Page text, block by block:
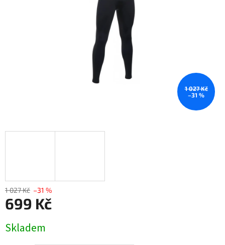
1 027 Kč
–31 %
1 027 Kč –31 %
699 Kč
cena:
Skladem